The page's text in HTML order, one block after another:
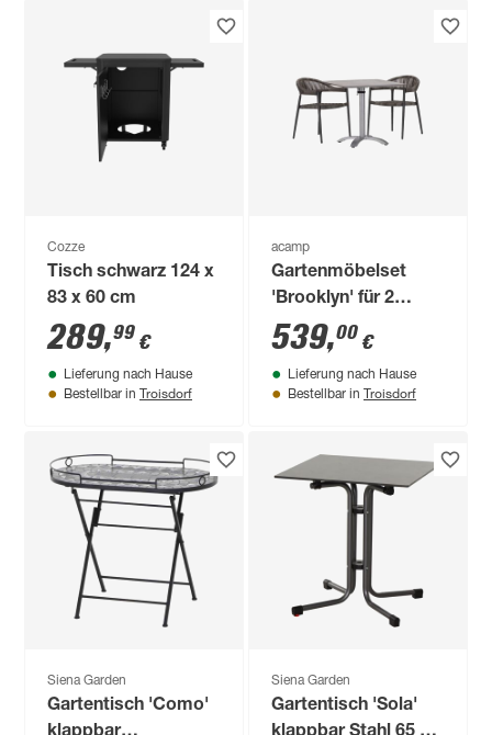
Cozze
Tisch schwarz 124 x
83 x 60 cm
289,99 €
Lieferung nach Hause
Bestellbar in Troisdorf
acamp
Gartenmöbelset
'Brooklyn' für 2
Personen Aluminium
539,00 €
Lieferung nach Hause
Bestellbar in Troisdorf
Siena Garden
Gartentisch 'Como'
Siena Garden
Gartentisch 'Sola'